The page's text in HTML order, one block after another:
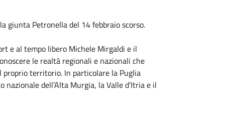
giunta Petronella del 14 febbraio scorso.
e al tempo libero Michele Mirgaldi e il
le realtà regionali e nazionali che
territorio. In particolare la Puglia
dell’Alta Murgia, la Valle d’Itria e il